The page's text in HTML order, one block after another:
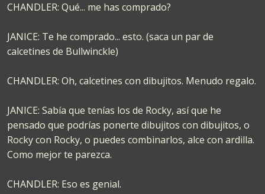
CHANDLER: Qué... me has comprado?
JANICE: Te he comprado... esto. (saca un par de
calcetines de Bullwinckle)
CHANDLER: Oh, calcetines con dibujitos. Menudo regalo.
JANICE: Sabía que tenías los de Rocky, así que he
pensado que podrías ponerte dibujitos con dibujitos, o
Rocky con Rocky, o puedes combinarlos, alce con ardilla.
Como mejor te parezca.
CHANDLER: Eso es genial.